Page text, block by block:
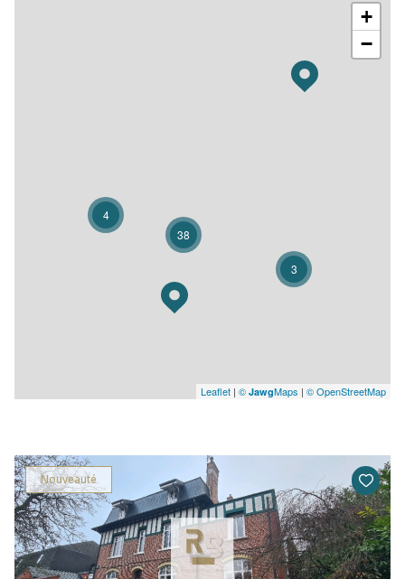
3
4
38
+
−
Leaflet | © JawgMaps | © OpenStreetMap
Nouveauté